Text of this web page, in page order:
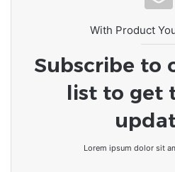
With Product
Subscribe to
list to get
Lorem ipsum dolor sit